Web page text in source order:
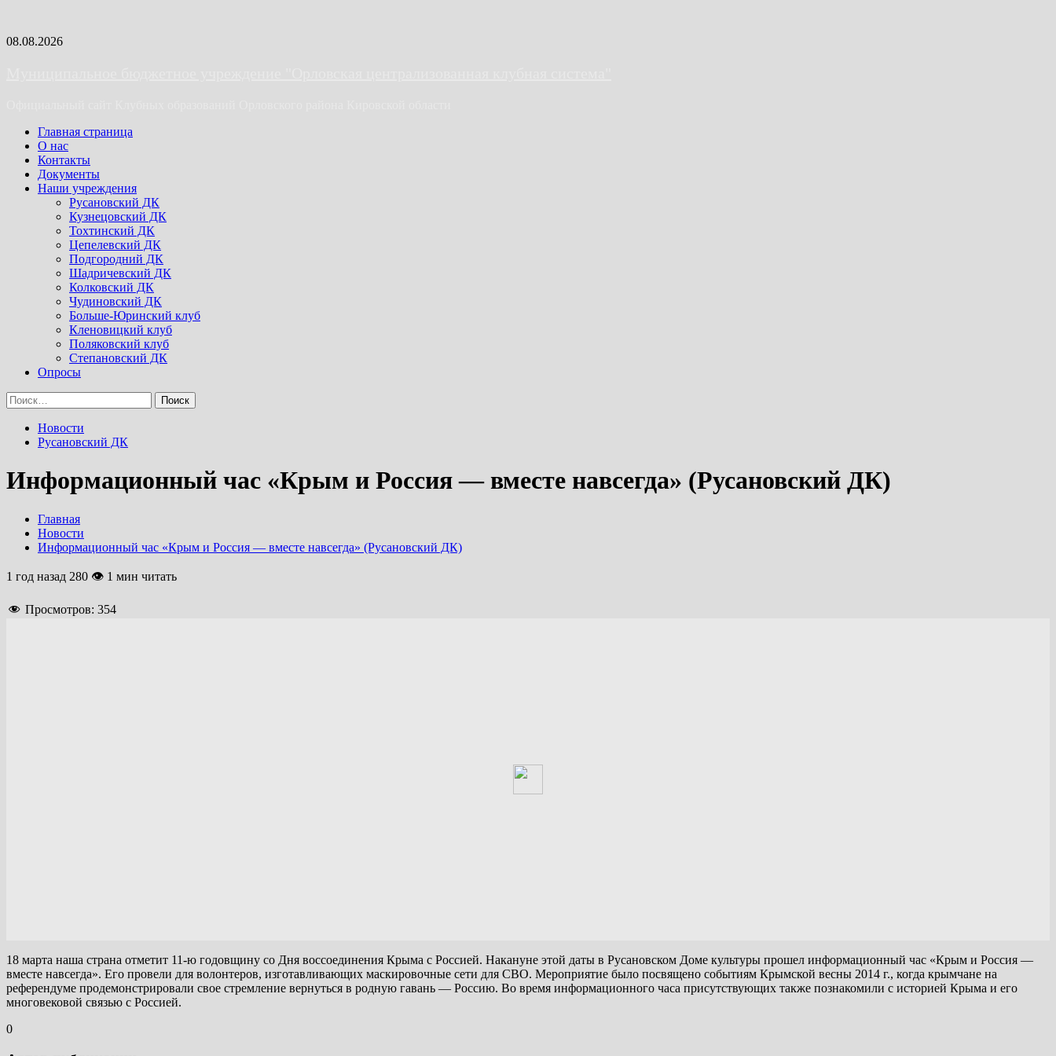
Skip
08.08.2026
Primary
Menu
Главная страница
О нас
Контакты
Документы
Наши учреждения
Русановский ДК
Кузнецовский ДК
Тохтинский ДК
Цепелевский ДК
Подгородний ДК
Шадричевский ДК
Колковский ДК
Чудиновский ДК
Больше-Юринский клуб
Кленовицкий клуб
Поляковский клуб
Степановский ДК
Опросы
Найти:
Новости
Русановский ДК
Информационный час «Крым и Россия — вместе навсегда» (Русановский ДК)
Главная
Новости
Информационный час «Крым и Россия — вместе навсегда» (Русановский ДК)
1 год назад 280 👁 1 мин читать
Просмотров: 354
18 марта наша страна отметит 11-ю годовщину со Дня воссоединения Крыма с Россией. Накануне этой даты в Русановском Доме культуры прошел информационный час «Крым и Россия —
вместе навсегда». Его провели для волонтеров, изготавливающих маскировочные сети для СВО. Мероприятие было посвящено событиям Крымской весны 2014 г., когда крымчане на
референдуме продемонстрировали свое стремление вернуться в родную гавань — Россию. Во время информационного часа присутствующих также познакомили с историей Крыма и его
многовековой связью с Россией.
0